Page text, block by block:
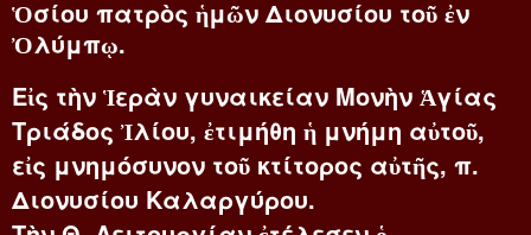
Ὁσίου πατρὸς ἡμῶν Διονυσίου τοῦ ἐν
Ὀλύμπῳ.
Εἰς τὴν Ἱερὰν γυναικείαν Μονὴν Ἁγίας
Τριάδος Ἰλίου, ἐτιμήθη ἡ μνήμη αὐτοῦ,
εἰς μνημόσυνον τοῦ κτίτορος αὐτῆς, π.
Διονυσίου Καλαργύρου.